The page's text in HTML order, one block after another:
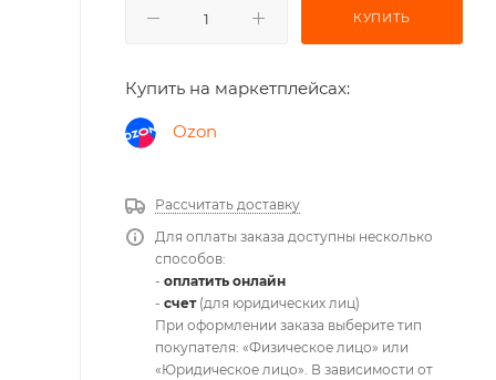
КУПИТЬ
Купить на маркетплейсах:
Ozon
Рассчитать доставку
Для оплаты заказа доступны несколько
способов:
- оплатить онлайн
- счет(для юридических лиц)
При оформлении заказа выберите тип
покупателя: «Физическое лицо» или
«Юридическое лицо». В зависимости от